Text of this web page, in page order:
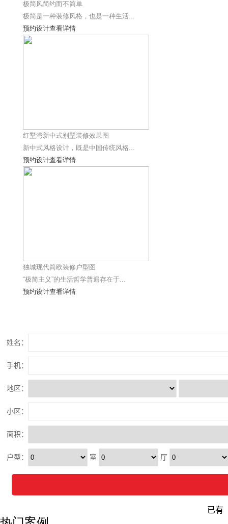
极简风简约而不简单
极简是一种装修风格，也是一种生活...
预约设计查看详情
红墅湾新中式别墅装修效果图
新中式风格设计，既是中国传统风格...
预约设计查看详情
独城现代简欧装修户型图
“极简主义”的生活哲学普遍存在于...
预约设计查看详情